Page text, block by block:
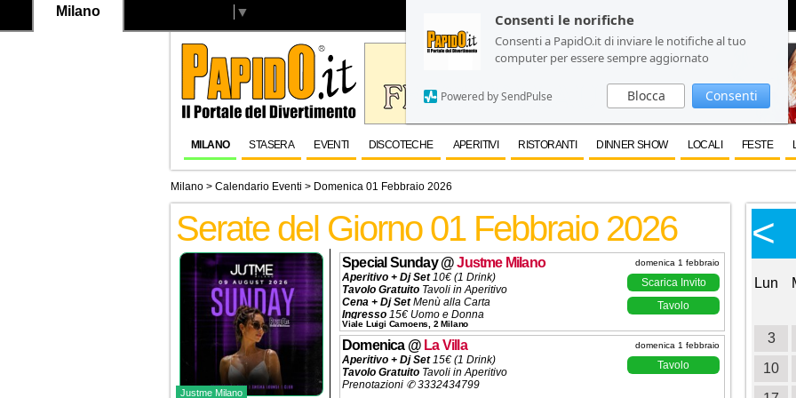
Consenti le norifiche
Consenti a PapidO.it di inviare le notifiche al tuo
computer per essere sempre aggiornato
Blocca Consenti
Powered by SendPulse
Consenti le norifiche
Consenti a PapidO.it di inviare le notifiche al tuo
computer per essere sempre aggiornato
Blocca Consenti
Powered by SendPulse
Milano ▼
MILANO STASERA EVENTI DISCOTECHE APERITIVI RISTORANTI DINNER SHOW LOCALI FESTE
Milano > Calendario Eventi > Domenica 01 Febbraio 2026
Serate del Giorno 01 Febbraio 2026
Justme Milano
domenica 1 febbraio
Special Sunday@Justme Milano
Aperitivo + Dj Set10€ (1 Drink)
Tavolo Gratuito Tavoli in Aperitivo
Cena + Dj SetMenù alla Carta
Ingresso 15€ Uomo e Donna
Tavolo Pista320€ (5 Ingressi)
Prenotazioni ✆ 3332434799
Scarica Invito
Tavolo
Viale Luigi Camoens, 2 Milano
domenica 1 febbraio
Domenica@ La Villa
Aperitivo + Dj Set15€ (1 Drink)
Tavolo Gratuito Tavoli in Aperitivo
Prenotazioni ✆ 3332434799
Tavolo
<
Calendario Eventi
Ottobre 2026
Lun Ven Sab
Dom
3
5
6 7 8 9 10
11
12
16 17
<
Lun
3
10